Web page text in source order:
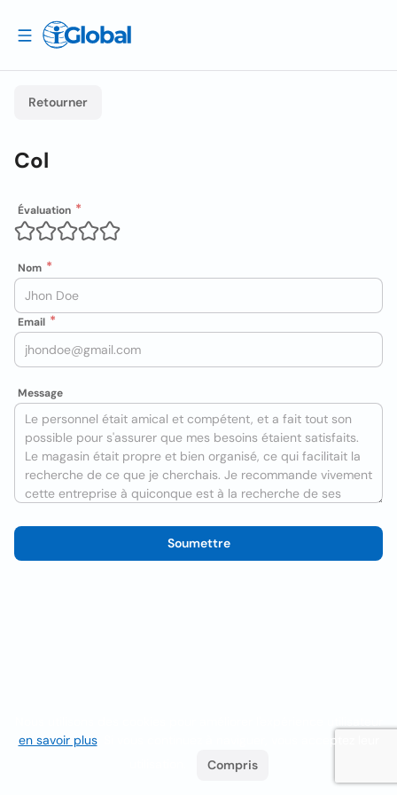
Retourner
Col
Évaluation
Nom
Email
Message
Soumettre
en savoir plus. Si vous continuez à naviguer, vous acceptez leur
Compris